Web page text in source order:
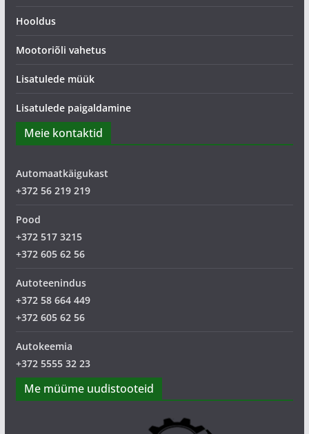
Hooldus
Mootoriõli vahetus
Lisatulede müük
Lisatulede paigaldamine
Meie kontaktid
Automaatkäigukast
+372 56 219 219
Pood
+372 517 3215
+372 605 62 56
Autoteenindus
+372 58 664 449
+372 605 62 56
Autokeemia
+372 5555 32 23
Me müüme uudistooteid